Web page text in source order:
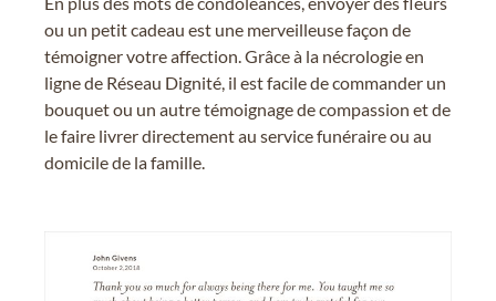
ou un petit cadeau est une merveilleuse façon de
témoigner votre affection. Grâce à la nécrologie en
ligne de Réseau Dignité, il est facile de commander un
bouquet ou un autre témoignage de compassion et de
le faire livrer directement au service funéraire ou au
domicile de la famille.